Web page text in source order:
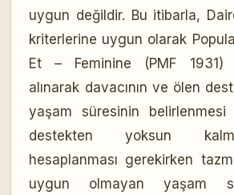
uygun değildir. Bu itibarla,
kriterlerine uygun olarak
Et – Feminine (PMF 1931)
alınarak davacının ve ölen
yaşam süresinin belirlenmesi
destekten yoksun
hesaplanması gerekirken
uygun olmayan yaşam